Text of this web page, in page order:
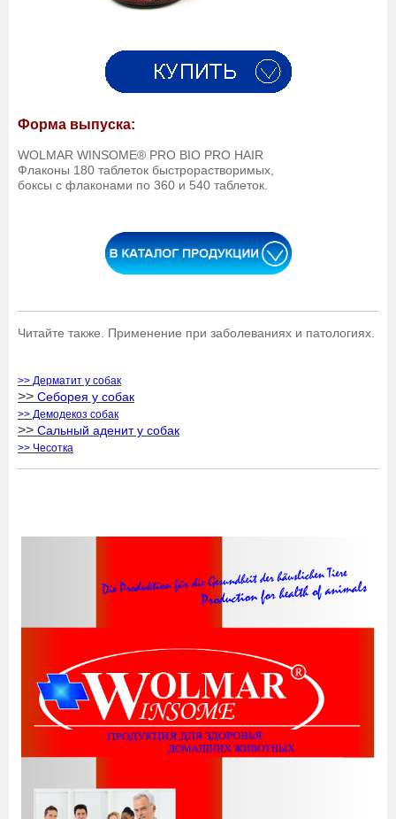
Форма выпуска:
WOLMAR WINSOME® PRO BIO PRO HAIR
Флаконы 180 таблеток быстрорастворимых,
боксы с флаконами по 360 и 540 таблеток.
Читайте также. Применение при заболеваниях и патологиях.
>> Дерматит у собак
>> Себорея у собак
>> Демодекоз собак
>> Сальный аденит у собак
>> Чесотка